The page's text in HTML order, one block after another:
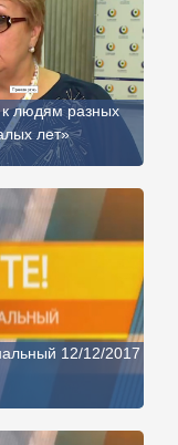
к людям разных
лет»
12/12/2017